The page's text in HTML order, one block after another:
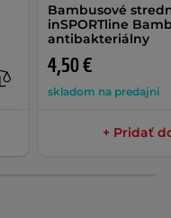
Bambusové
inSPORTline
antibakteriálny
4,50 €
skladom na predajni
+ Pridať